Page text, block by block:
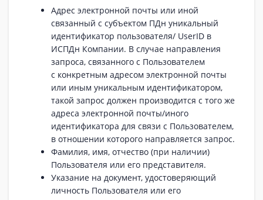
Адрес электронной почты или иной
связанный с субъектом ПДн уникальный
идентификатор пользователя/ UserID в
ИСПДн Компании. В случае направления
запроса, связанного с Пользователем
с конкретным адресом электронной почты
или иным уникальным идентификатором,
такой запрос должен производится с того же
адреса электронной почты/иного
идентификатора для связи с Пользователем,
в отношении которого направляется запрос.
Фамилия, имя, отчество (при наличии)
Пользователя или его представителя.
Указание на документ, удостоверяющий
личность Пользователя или его